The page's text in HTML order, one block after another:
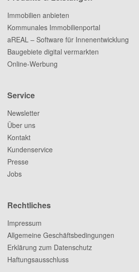
Immobilien anbieten
Kommunales Immobilienportal
aREAL – Software für Innenentwicklung
Baugebiete digital vermarkten
Online-Werbung
Service
Newsletter
Über uns
Kontakt
Kundenservice
Presse
Jobs
Rechtliches
Impressum
Allgemeine Geschäftsbedingungen
Erklärung zum Datenschutz
Haftungsausschluss